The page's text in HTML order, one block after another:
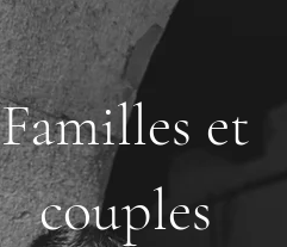
Familles et
couples